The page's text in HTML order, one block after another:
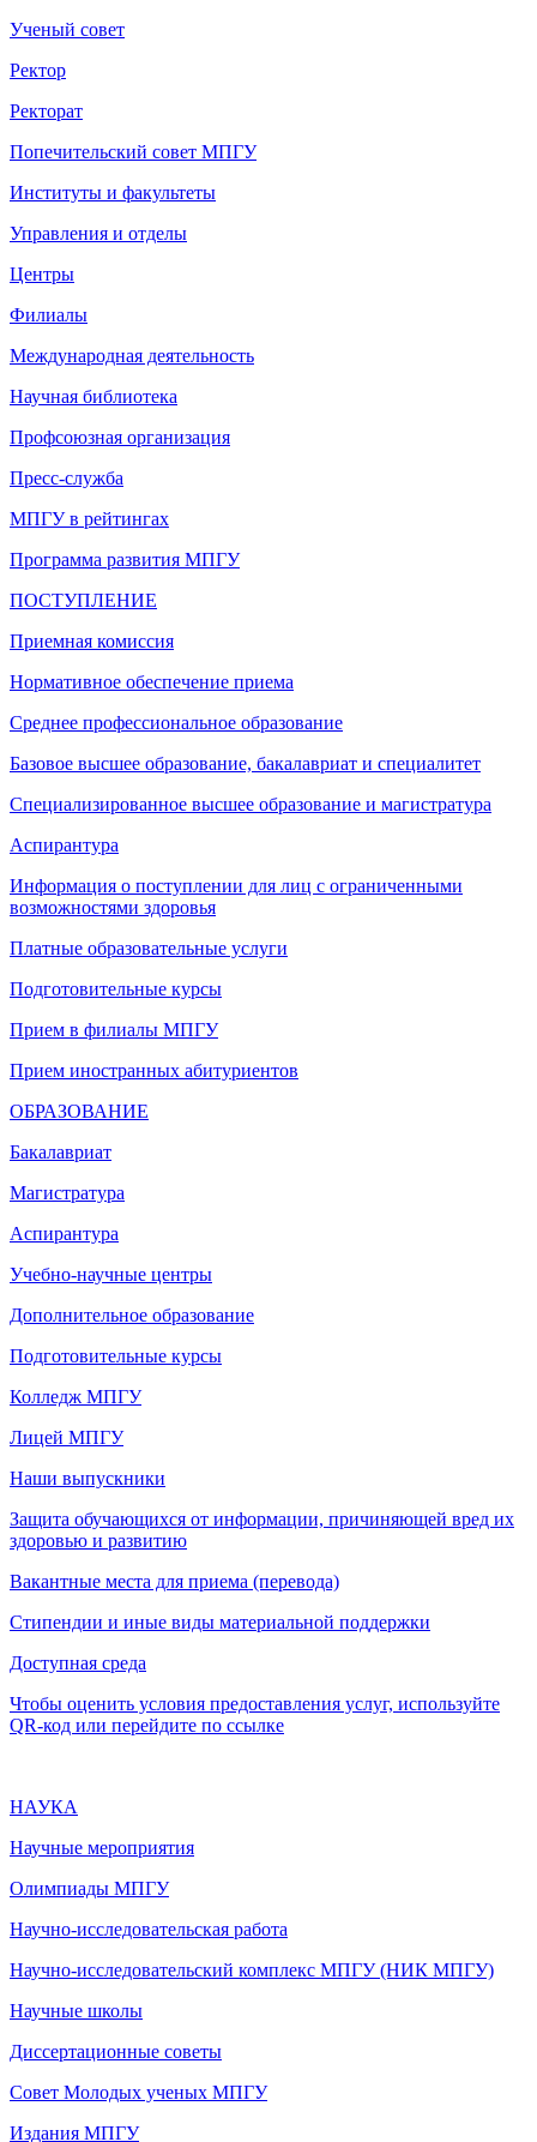
Ученый совет
Ректор
Ректорат
Попечительский совет МПГУ
Институты и факультеты
Управления и отделы
Центры
Филиалы
Международная деятельность
Научная библиотека
Профсоюзная организация
Пресс-служба
МПГУ в рейтингах
Программа развития МПГУ
ПОСТУПЛЕНИЕ
Приемная комиссия
Нормативное обеспечение приема
Среднее профессиональное образование
Базовое высшее образование, бакалавриат и специалитет
Специализированное высшее образование и магистратура
Аспирантура
Информация о поступлении для лиц с ограниченными
возможностями здоровья
Платные образовательные услуги
Подготовительные курсы
Прием в филиалы МПГУ
Прием иностранных абитуриентов
ОБРАЗОВАНИЕ
Бакалавриат
Магистратура
Аспирантура
Учебно-научные центры
Дополнительное образование
Подготовительные курсы
Колледж МПГУ
Лицей МПГУ
Наши выпускники
Защита обучающихся от информации, причиняющей вред их
здоровью и развитию
Вакантные места для приема (перевода)
Стипендии и иные виды материальной поддержки
Доступная среда
Чтобы оценить условия предоставления услуг, используйте
QR-код или перейдите по ссылке
НАУКА
Научные мероприятия
Олимпиады МПГУ
Научно-исследовательская работа
Научно-исследовательский комплекс МПГУ (НИК МПГУ)
Научные школы
Диссертационные советы
Совет Молодых ученых МПГУ
Издания МПГУ